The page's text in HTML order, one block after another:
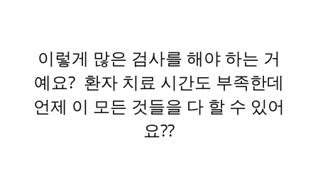
이렇게 많은 검사를 해야 하는 거
예요? 환자 치료 시간도 부족한데
언제 이 모든 것들을 다 할 수 있어
요??